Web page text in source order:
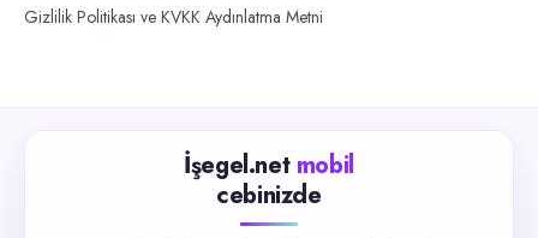
Gizlilik Politikası ve KVKK Aydınlatma Metni
İşegel.net mobil
cebinizde